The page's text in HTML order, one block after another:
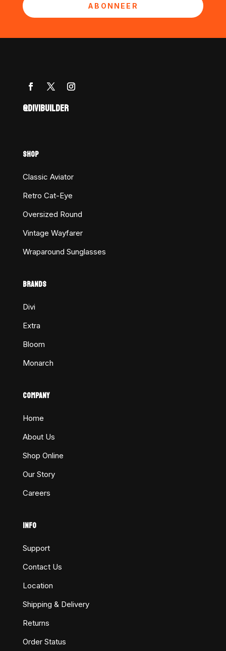
ABONNEER
@DIVIBUILDER
SHOP
Classic Aviator
Retro Cat-Eye
Oversized Round
Vintage Wayfarer
Wraparound Sunglasses
BRANDS
Divi
Extra
Bloom
Monarch
COMPANY
Home
About Us
Shop Online
Our Story
Careers
INFO
Support
Contact Us
Location
Shipping & Delivery
Returns
Order Status